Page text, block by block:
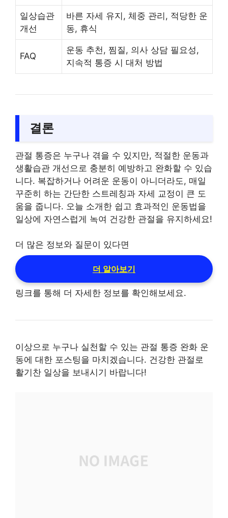
일상습관
개선
바른 자세 유지, 체중 관리, 적당한 운
동, 휴식
FAQ
운동 추천, 찜질, 의사 상담 필요성,
지속적 통증 시 대처 방법
결론
관절 통증은 누구나 겪을 수 있지만, 적절한 운동과
생활습관 개선으로 충분히 예방하고 완화할 수 있습
니다. 복잡하거나 어려운 운동이 아니더라도, 매일
꾸준히 하는 간단한 스트레칭과 자세 교정이 큰 도
움을 줍니다. 오늘 소개한 쉽고 효과적인 운동법을
일상에 자연스럽게 녹여 건강한 관절을 유지하세요!
더 많은 정보와 질문이 있다면
더 알아보기
링크를 통해 더 자세한 정보를 확인해보세요.
이상으로 누구나 실천할 수 있는 관절 통증 완화 운
동에 대한 포스팅을 마치겠습니다. 건강한 관절로
활기찬 일상을 보내시기 바랍니다!